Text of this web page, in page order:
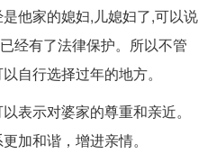
他家的媳妇,儿媳妇了,可以说
经有了法律保护。所以不管
自行选择过年的地方。
表示对婆家的尊重和亲近。
加和谐，增进亲情。